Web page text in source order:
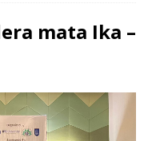
mata Ika –